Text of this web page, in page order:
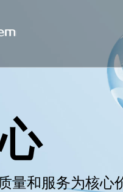
量和服务为核心